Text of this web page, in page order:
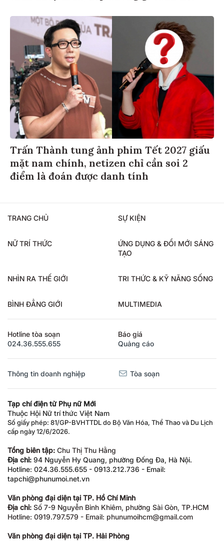
Trấn Thành tung ảnh phim Tết 2027 giấu
mặt nam chính, netizen chỉ cần soi 2
điểm là đoán được danh tính
TRANG CHỦ SỰ KIỆN
NỮ TRÍ THỨC
ỨNG DỤNG & ĐỔI MỚI SÁNG
TẠO
NHÌN RA THẾ GIỚI TRI THỨC & KỸ NĂNG SỐNG
BÌNH ĐẲNG GIỚI MULTIMEDIA
Hotline tòa soạn
024.36.555.655
Báo giá
Quảng cáo
Thông tin doanh nghiệp Tòa soạn
Tạp chí điện tử Phụ nữ Mới
Thuộc Hội Nữ trí thức Việt Nam
Số giấy phép: 81/GP-BVHTTDL do Bộ Văn Hóa, Thể Thao và Du Lịch
cấp ngày 12/6/2026.
Tổng biên tập: Chu Thị Thu Hằng
Địa chỉ: 94 Nguyễn Hy Quang, phường Đống Đa, Hà Nội.
Hotline: 024.36.555.655 - 0913.212.736 - Email:
tapchi@phunumoi.net.vn
Văn phòng đại diện tại TP. Hồ Chí Minh
Địa chỉ: Số 7-9 Nguyễn Bỉnh Khiêm, phường Sài Gòn, TP.HCM
Hotline: 0919.797.579 - Email: phunumoihcm@gmail.com
Văn phòng đại diện tại TP. Hải Phòng